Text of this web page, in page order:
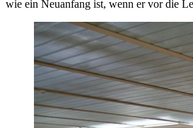
wie ein Neuanfang ist, wenn er vor die